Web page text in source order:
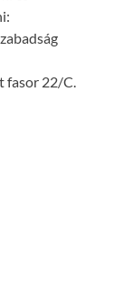
fasor 22/C.